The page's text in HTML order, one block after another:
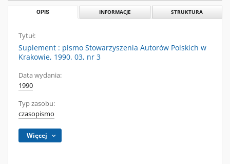
OPIS INFORMACJE STRUKTURA
Tytuł:
Suplement : pismo Stowarzyszenia Autorów Polskich w
Krakowie, 1990. 03, nr 3
Data wydania:
1990
Typ zasobu:
czasopismo
Więcej